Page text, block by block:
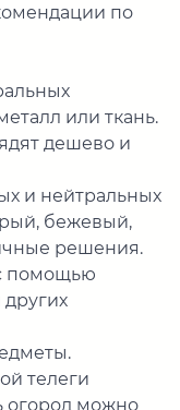
по
или ткань.
дешево и
и нейтральных
бежевый,
решения.
помощью
телеги
огород можно